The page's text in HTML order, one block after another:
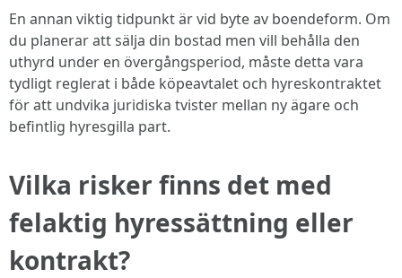
En annan viktig tidpunkt är vid byte av boendeform. Om
du planerar att sälja din bostad men vill behålla den
uthyrd under en övergångsperiod, måste detta vara
tydligt reglerat i både köpeavtalet och hyreskontraktet
för att undvika juridiska tvister mellan ny ägare och
befintlig hyresgilla part.
Vilka risker finns det med
felaktig hyressättning eller
kontrakt?